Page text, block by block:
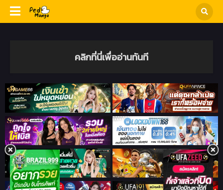
คลิกที่นี่เพื่ออ่านทันที